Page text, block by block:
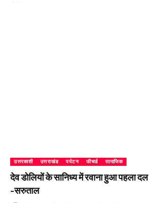
उत्तरकाशी उत्तराखंड पर्यटन फीचर्ड सामाजिक
देव डोलियों के सानिध्य में रवाना हुआ पहला
-सरुताल